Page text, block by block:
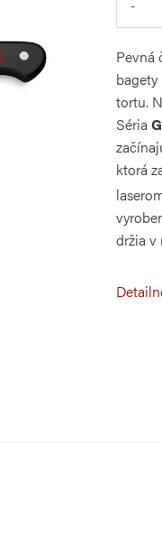
Pevná
tortu.
Séria
ktorá
držia v